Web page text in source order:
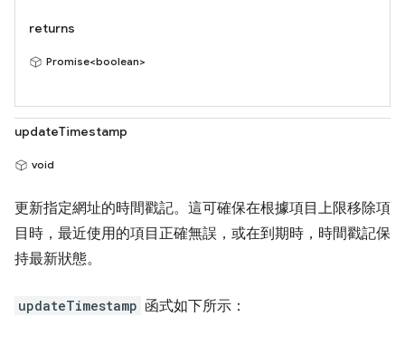
returns
Promise<boolean>
updateTimestamp
void
更新指定網址的時間戳記。這可確保在根據項目上限移除項
目時，最近使用的項目正確無誤，或在到期時，時間戳記保
持最新狀態。
updateTimestamp 函式如下所示：